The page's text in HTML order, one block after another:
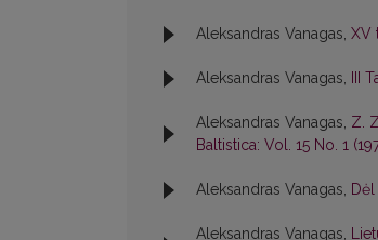
Aleksandras Vanagas, XV
Aleksandras Vanagas, III
Aleksandras Vanagas, Z.
Baltistica: Vol. 15 No. 1
Aleksandras Vanagas,
Aleksandras Vanagas,